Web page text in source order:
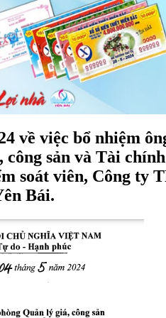
về việc bổ nhiệm
sản và Tài chính
soát viên, Công ty
Bái.